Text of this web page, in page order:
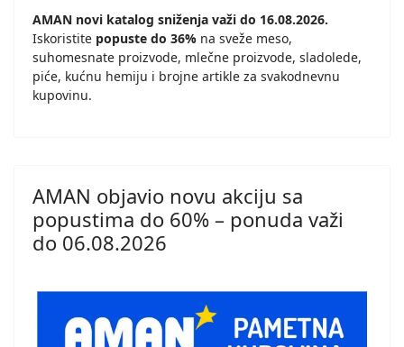
AMAN novi katalog sniženja važi do 16.08.2026.
Iskoristite popuste do 36% na sveže meso,
suhomesnate proizvode, mlečne proizvode, sladolede,
piće, kućnu hemiju i brojne artikle za svakodnevnu
kupovinu.
AMAN objavio novu akciju sa
popustima do 60% – ponuda važi
do 06.08.2026